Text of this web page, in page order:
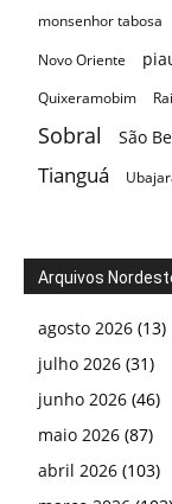
monsenhor tabosa
Novo Oriente
Quixeramobim
Sobral São
Tianguá
Arquivos
agosto 2026 (13)
julho 2026 (31)
junho 2026 (46)
maio 2026 (87)
abril 2026 (103)